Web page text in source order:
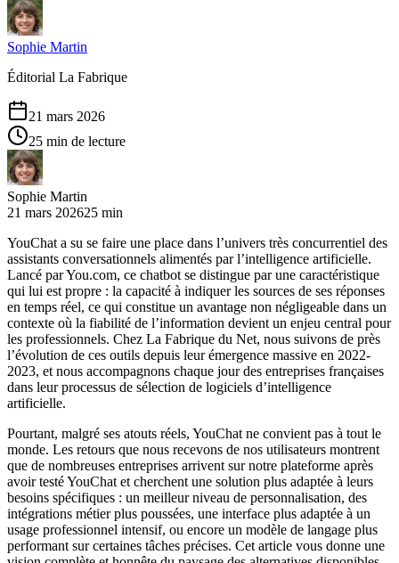
Sophie Martin
Éditorial La Fabrique
21 mars 2026
25 min de lecture
Sophie Martin
21 mars 202625 min
YouChat a su se faire une place dans l’univers très concurrentiel des
assistants conversationnels alimentés par l’intelligence artificielle.
Lancé par You.com, ce chatbot se distingue par une caractéristique
qui lui est propre : la capacité à indiquer les sources de ses réponses
en temps réel, ce qui constitue un avantage non négligeable dans un
contexte où la fiabilité de l’information devient un enjeu central pour
les professionnels. Chez La Fabrique du Net, nous suivons de près
l’évolution de ces outils depuis leur émergence massive en 2022-
2023, et nous accompagnons chaque jour des entreprises françaises
dans leur processus de sélection de logiciels d’intelligence
artificielle.
Pourtant, malgré ses atouts réels, YouChat ne convient pas à tout le
monde. Les retours que nous recevons de nos utilisateurs montrent
que de nombreuses entreprises arrivent sur notre plateforme après
avoir testé YouChat et cherchent une solution plus adaptée à leurs
besoins spécifiques : un meilleur niveau de personnalisation, des
intégrations métier plus poussées, une interface plus adaptée à un
usage professionnel intensif, ou encore un modèle de langage plus
performant sur certaines tâches précises. Cet article vous donne une